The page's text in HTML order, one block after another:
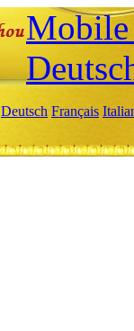
Deutsch Français